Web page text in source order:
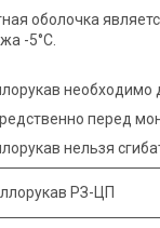
оболочка
-5°С.
перед
нельзя
РЗ-ЦП